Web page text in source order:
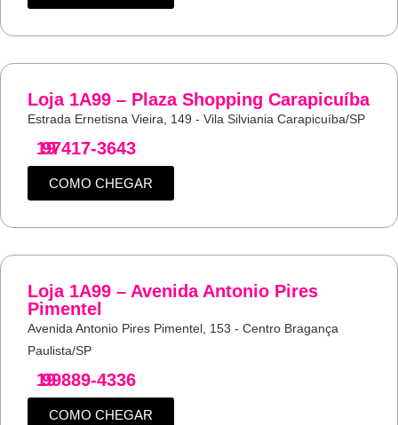
Loja 1A99 – Plaza Shopping Carapicuíba
Estrada Ernetisna Vieira, 149 - Vila Silviania Carapicuíba/SP
19
97417-3643
COMO CHEGAR
Loja 1A99 – Avenida Antonio Pires
Pimentel
Avenida Antonio Pires Pimentel, 153 - Centro Bragança
Paulista/SP
19
99889-4336
COMO CHEGAR